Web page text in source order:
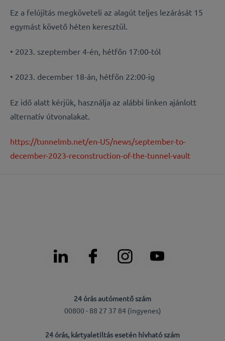
Ez a felújítás megköveteli az alagút teljes lezárását 15
egymást követő héten keresztül.
• 2023. szeptember 4-én, hétfőn 17:00-tól
• 2023. december 18-án, hétfőn 22:00-ig
Ez idő alatt kérjük, használja az alábbi linken ajánlott
alternatív útvonalakat.
https://tunnelmb.net/en-US/news/september-to-
december-2023-reconstruction-of-the-tunnel-vault
24 órás autómentő szám
00800 - 88 27 37 84 (ingyenes)
24 órás, kártyaletiltás esetén hívható szám